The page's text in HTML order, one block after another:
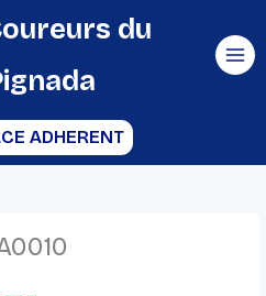
du
ADHERENT